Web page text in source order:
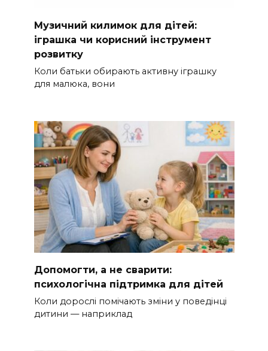
Музичний килимок для дітей:
іграшка чи корисний інструмент
розвитку
Коли батьки обирають активну іграшку
для малюка, вони
Допомогти, а не сварити:
психологічна підтримка для дітей
Коли дорослі помічають зміни у поведінці
дитини — наприклад